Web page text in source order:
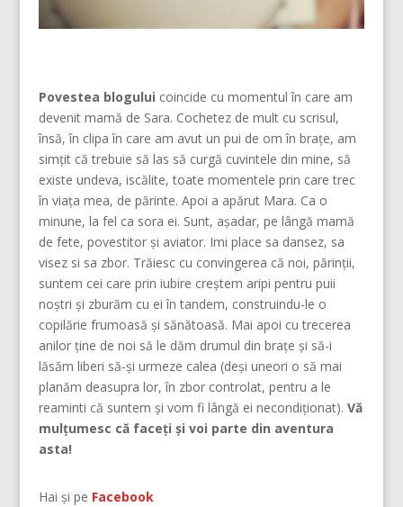
Povestea blogului coincide cu momentul în care am
devenit mamă de Sara. Cochetez de mult cu scrisul,
însă, în clipa în care am avut un pui de om în brațe, am
simțit că trebuie să las să curgă cuvintele din mine, să
existe undeva, iscălite, toate momentele prin care trec
în viața mea, de părinte. Apoi a apărut Mara. Ca o
minune, la fel ca sora ei. Sunt, așadar, pe lângă mamă
de fete, povestitor și aviator. Imi place sa dansez, sa
visez si sa zbor. Trăiesc cu convingerea că noi, părinţii,
suntem cei care prin iubire creştem aripi pentru puii
noştri şi zburăm cu ei în tandem, construindu-le o
copilărie frumoasă şi sănătoasă. Mai apoi cu trecerea
anilor ține de noi să le dăm drumul din braţe și să-i
lăsăm liberi să-și urmeze calea (deşi uneori o să mai
planăm deasupra lor, în zbor controlat, pentru a le
reaminti că suntem şi vom fi lângă ei necondiţionat). Vă
mulțumesc că faceți și voi parte din aventura
asta!
Hai și pe Facebook